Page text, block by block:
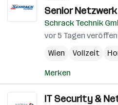
Senior
Schrack Technik
vor 5 Tagen
Wien
Vollzeit
Merken
IT Security &